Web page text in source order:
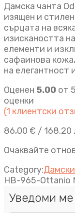
Дамска чанта
изящен и
сърцата на
изискаността
елементи и
сафаинова
на елегантност
Оценен 5.00 от
оценки
(1 клиентски
86,00 € / 168.20
Очаквайте
Category:
HB-965-Ottanio
Уведоми ме